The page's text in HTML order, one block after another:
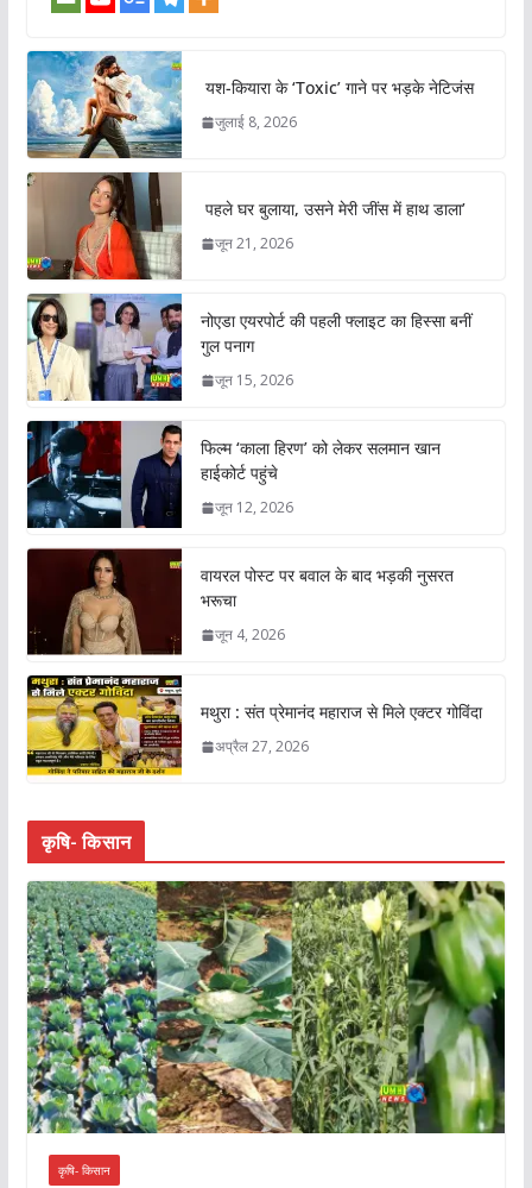
यश-कियारा के ‘Toxic’ गाने पर भड़के नेटिजंस
जुलाई 8, 2026
पहले घर बुलाया, उसने मेरी जींस में हाथ डाला’
जून 21, 2026
नोएडा एयरपोर्ट की पहली फ्लाइट का हिस्सा बनीं
गुल पनाग
जून 15, 2026
फिल्म ‘काला हिरण’ को लेकर सलमान खान
हाईकोर्ट पहुंचे
जून 12, 2026
वायरल पोस्ट पर बवाल के बाद भड़की नुसरत
भरूचा
जून 4, 2026
मथुरा : संत प्रेमानंद महाराज से मिले एक्टर गोविंदा
अप्रैल 27, 2026
कृषि- किसान
कृषि- किसान